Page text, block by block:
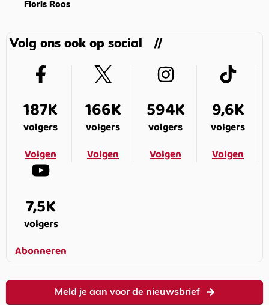
Floris Roos
Volg ons ook op social
187K
volgers
Volgen
166K
volgers
Volgen
594K
volgers
Volgen
9,6K
volgers
Volgen
7,5K
volgers
Abonneren
Meld je aan voor de nieuwsbrief